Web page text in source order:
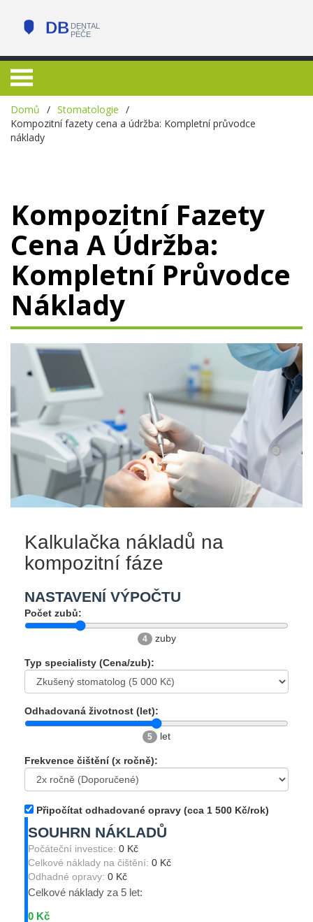
Domů
Stomatologie
Kompozitní fazety cena a údržba: Kompletní průvodce
náklady
Kompozitní Fazety
Cena A Údržba:
Kompletní Průvodce
Náklady
Kalkulačka nákladů na
kompozitní fáze
NASTAVENÍ VÝPOČTU
Počet zubů:
4 zuby
Typ specialisty (Cena/zub):
Odhadovaná životnost (let):
5 let
Frekvence čištění (x ročně):
Připočítat odhadované opravy (cca 1 500 Kč/rok)
SOUHRN NÁKLADŮ
Počáteční investice: 0 Kč
Celkové náklady na čištění: 0 Kč
Odhadné opravy: 0 Kč
Celkové náklady za 5 let:
0 Kč